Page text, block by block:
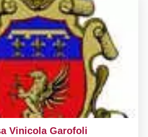
Vinicola Garofoli